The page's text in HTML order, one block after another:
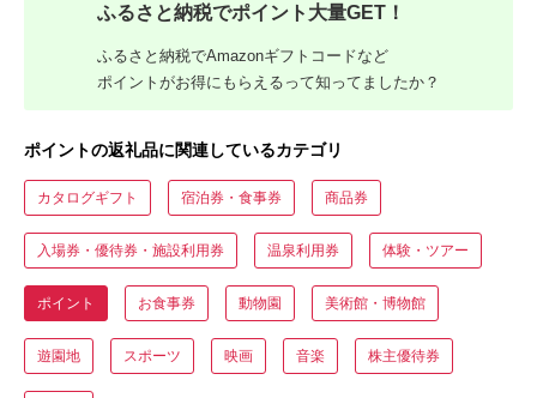
ふるさと納税でポイント大量GET！
ふるさと納税でAmazonギフトコードなど
ポイントがお得にもらえるって知ってましたか？
ポイントの返礼品に関連しているカテゴリ
カタログギフト 宿泊券・食事券 商品券
入場券・優待券・施設利用券 温泉利用券 体験・ツアー
ポイント お食事券 動物園 美術館・博物館
遊園地 スポーツ 映画 音楽 株主優待券